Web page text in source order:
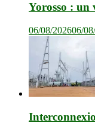
Yorosso : un
06/08/202606/